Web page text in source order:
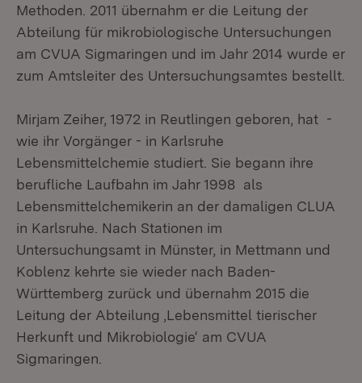
Methoden. 2011 übernahm er die Leitung der
Abteilung für mikrobiologische Untersuchungen
am CVUA Sigmaringen und im Jahr 2014 wurde er
zum Amtsleiter des Untersuchungsamtes bestellt.
Mirjam Zeiher, 1972 in Reutlingen geboren, hat -
wie ihr Vorgänger - in Karlsruhe
Lebensmittelchemie studiert. Sie begann ihre
berufliche Laufbahn im Jahr 1998 als
Lebensmittelchemikerin an der damaligen CLUA
in Karlsruhe. Nach Stationen im
Untersuchungsamt in Münster, in Mettmann und
Koblenz kehrte sie wieder nach Baden-
Württemberg zurück und übernahm 2015 die
Leitung der Abteilung ‚Lebensmittel tierischer
Herkunft und Mikrobiologie‘ am CVUA
Sigmaringen.